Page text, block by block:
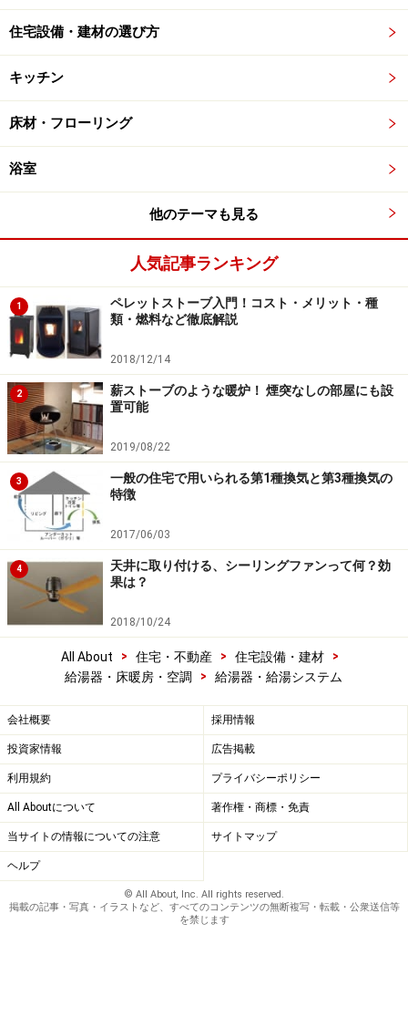
住宅設備・建材の選び方
キッチン
床材・フローリング
浴室
他のテーマも見る
人気記事ランキング
1
ペレットストーブ入門！コスト・メリット・種
類・燃料など徹底解説
2018/12/14
2
薪ストーブのような暖炉！ 煙突なしの部屋にも設
置可能
2019/08/22
3
一般の住宅で用いられる第1種換気と第3種換気の
特徴
2017/06/03
4
天井に取り付ける、シーリングファンって何？効
果は？
2018/10/24
All About > 住宅・不動産 > 住宅設備・建材
>
給湯器・床暖房・空調
> 給湯器・給湯システム
会社概要 採用情報
投資家情報 広告掲載
利用規約 プライバシーポリシー
All Aboutについて 著作権・商標・免責
当サイトの情報についての注意 サイトマップ
ヘルプ
© All About, Inc. All rights reserved.
掲載の記事・写真・イラストなど、すべてのコンテンツの無断複写・転載・公衆送信等
を禁じます